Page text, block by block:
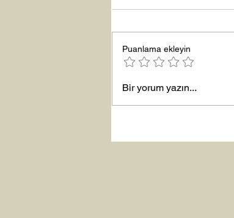
Yeni Yıla Merhaba
Puanlama ekleyin
Bir yorum yazın...